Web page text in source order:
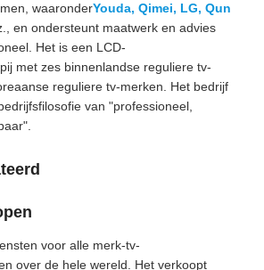
waaronderYouda, Qimei, LG, Qun
en ondersteunt maatwerk en advies
Het is een LCD-
met zes binnenlandse reguliere tv-
reguliere tv-merken. Het bedrijf
van "professioneel,
voor alle merk-tv-
over de hele wereld. Het verkoopt